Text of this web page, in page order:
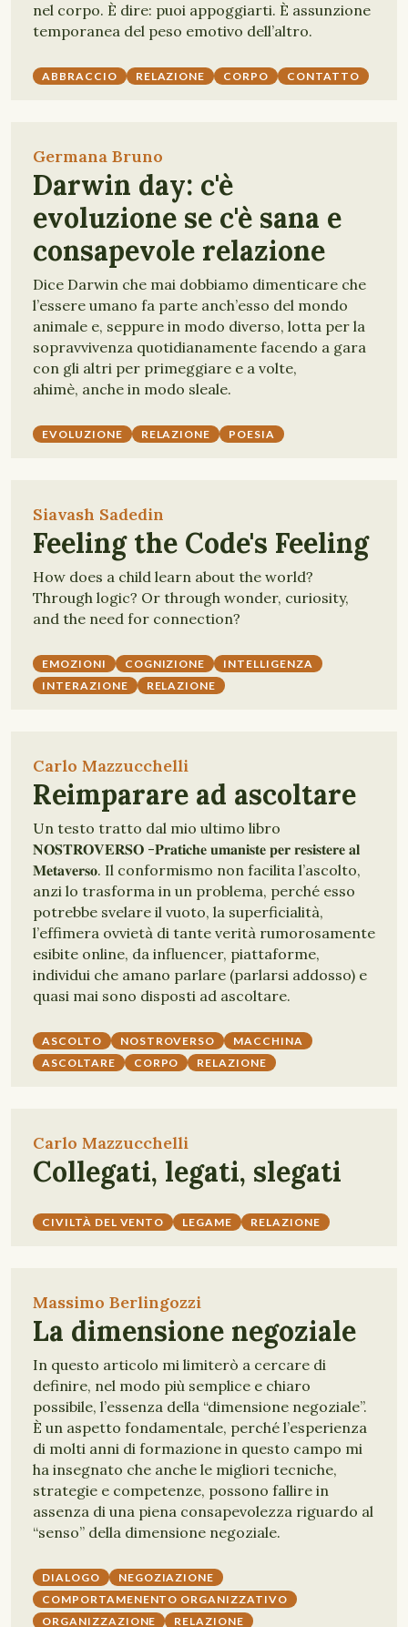
nel corpo. È dire: puoi appoggiarti. È assunzione
temporanea del peso emotivo dell’altro.
ABBRACCIO RELAZIONE CORPO CONTATTO
Germana Bruno
Darwin day: c'è
evoluzione se c'è sana e
consapevole relazione
Dice Darwin che mai dobbiamo dimenticare che
l’essere umano fa parte anch’esso del mondo
animale e, seppure in modo diverso, lotta per la
sopravvivenza quotidianamente facendo a gara
con gli altri per primeggiare e a volte,
ahimè, anche in modo sleale.
EVOLUZIONE RELAZIONE POESIA
Siavash Sadedin
Feeling the Code's Feeling
How does a child learn about the world?
Through logic? Or through wonder, curiosity,
and the need for connection?
EMOZIONI COGNIZIONE
INTELLIGENZA
INTERAZIONE
RELAZIONE
Carlo Mazzucchelli
Reimparare ad ascoltare
Un testo tratto dal mio ultimo libro
𝐍𝐎𝐒𝐓𝐑𝐎𝐕𝐄𝐑𝐒𝐎 -𝐏𝐫𝐚𝐭𝐢𝐜𝐡𝐞 𝐮𝐦𝐚𝐧𝐢𝐬𝐭𝐞 𝐩𝐞𝐫 𝐫𝐞𝐬𝐢𝐬𝐭𝐞𝐫𝐞 𝐚𝐥
𝐌𝐞𝐭𝐚𝐯𝐞𝐫𝐬𝐨. Il conformismo non facilita l’ascolto,
anzi lo trasforma in un problema, perché esso
potrebbe svelare il vuoto, la superficialità,
l’effimera ovvietà di tante verità rumorosamente
esibite online, da influencer, piattaforme,
individui che amano parlare (parlarsi addosso) e
quasi mai sono disposti ad ascoltare.
ASCOLTO NOSTROVERSO
MACCHINA
ASCOLTARE
CORPO RELAZIONE
Carlo Mazzucchelli
Collegati, legati, slegati
CIVILTÀ DEL VENTO LEGAME RELAZIONE
Massimo Berlingozzi
La dimensione negoziale
In questo articolo mi limiterò a cercare di
definire, nel modo più semplice e chiaro
possibile, l’essenza della “dimensione negoziale”.
È un aspetto fondamentale, perché l’esperienza
di molti anni di formazione in questo campo mi
ha insegnato che anche le migliori tecniche,
strategie e competenze, possono fallire in
assenza di una piena consapevolezza riguardo al
“senso” della dimensione negoziale.
DIALOGO
NEGOZIAZIONE
COMPORTAMENENTO ORGANIZZATIVO
ORGANIZZAZIONE
RELAZIONE